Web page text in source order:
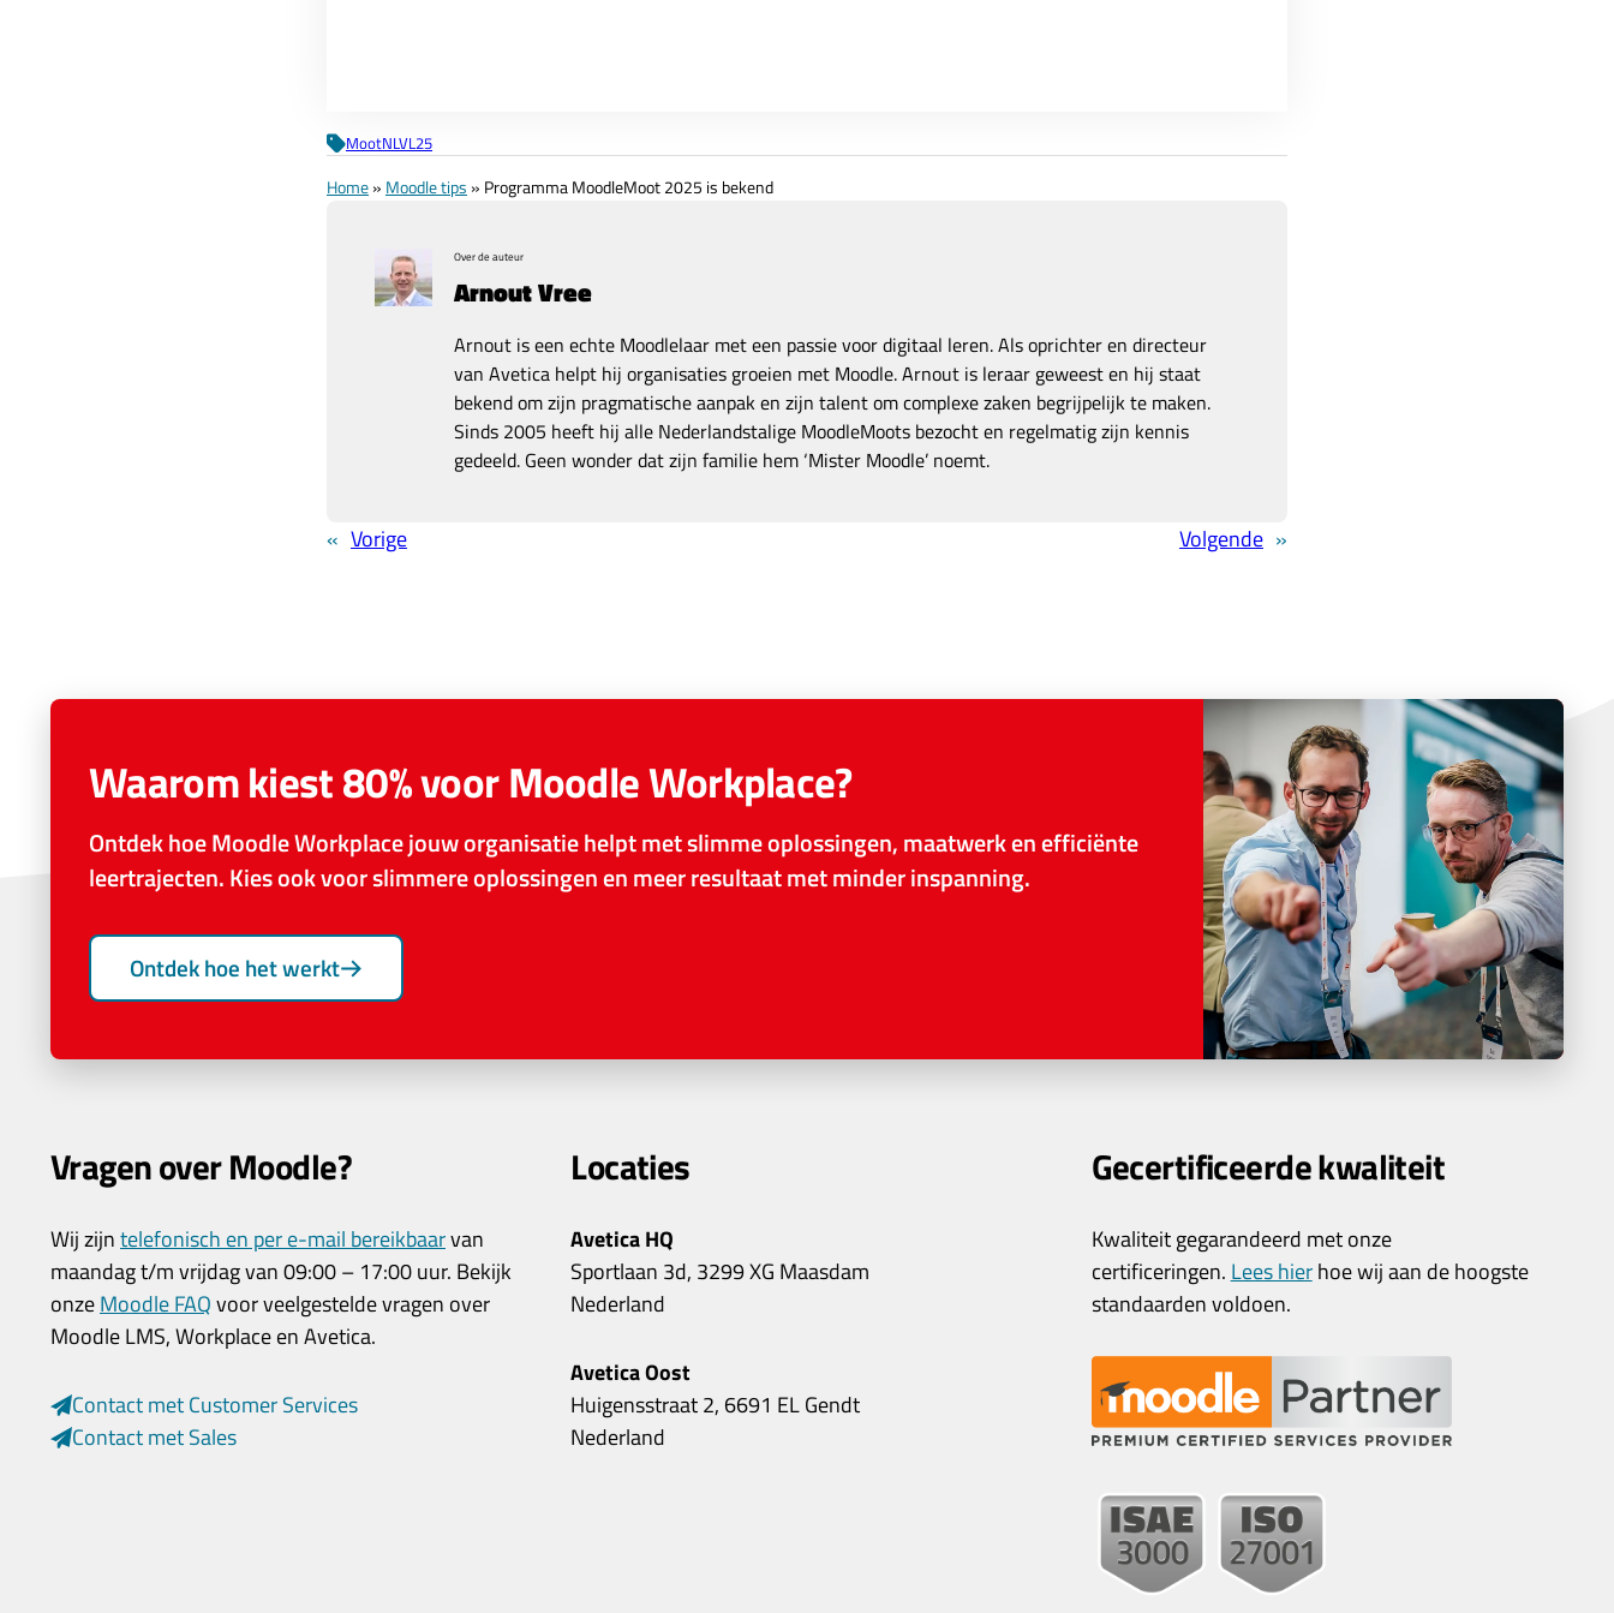
MootNLVL25
Home»Moodle tips» Programma MoodleMoot 2025 is bekend
Over de auteur
Arnout Vree
Arnout is een echte Moodlelaar met een passie voor digitaal leren. Als oprichter en directeur
van Avetica helpt hij organisaties groeien met Moodle. Arnout is leraar geweest en hij staat
bekend om zijn pragmatische aanpak en zijn talent om complexe zaken begrijpelijk te maken.
Sinds 2005 heeft hij alle Nederlandstalige MoodleMoots bezocht en regelmatig zijn kennis
gedeeld. Geen wonder dat zijn familie hem ‘Mister Moodle’ noemt.
« Vorige Volgende »
Waarom kiest 80% voor Moodle Workplace?
Ontdek hoe Moodle Workplace jouw organisatie helpt met slimme oplossingen, maatwerk en efficiënte
leertrajecten. Kies ook voor slimmere oplossingen en meer resultaat met minder inspanning.
Ontdek hoe het werkt
Vragen over Moodle?
Wij zijntelefonisch en per e-mail bereikbaarvan
maandag t/m vrijdag van 09:00 – 17:00 uur. Bekijk
onzeMoodle FAQvoor veelgestelde vragen over
Moodle LMS, Workplace en Avetica.
Contact met Customer Services
Contact met Sales
Locaties
Avetica HQ
Sportlaan 3d, 3299 XG Maasdam
Nederland
Avetica Oost
Huigensstraat 2, 6691 EL Gendt
Nederland
Gecertificeerde kwaliteit
Kwaliteit gegarandeerd met onze
certificeringen.Lees hierhoe wij aan de hoogste
standaarden voldoen.